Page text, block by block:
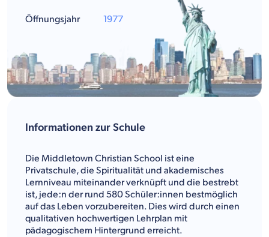
Informationen zur Schule
Die Middletown Christian School ist eine
Privatschule, die Spiritualität und akademisches
Lernniveau miteinander verknüpft und die bestrebt
ist, jede:n der rund 580 Schüler:innen bestmöglich
auf das Leben vorzubereiten. Dies wird durch einen
qualitativen hochwertigen Lehrplan mit
pädagogischem Hintergrund erreicht.
Öffnungsjahr 1977